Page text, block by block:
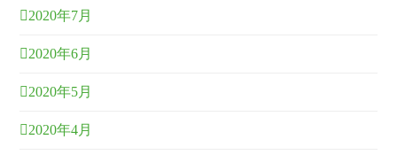
2020年7月
2020年6月
2020年5月
2020年4月